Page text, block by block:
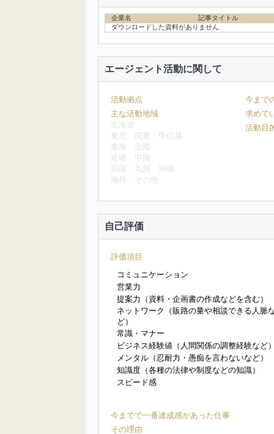
企業名
記事タイトル
ダウンロードした資料がありません
エージェント活動に関して
活動拠点
主な活動地域
北海道
東北
関東
甲信越
東海
北陸
近畿
中国
四国
九州
沖縄
海外
その他
今まで
求めて
活動目
自己評価
評価項目
コミュニケーション
営業力
提案力（資料・企画書の作成などを含む）
ネットワーク（販路の量や相談できる人脈
ど）
常識・マナー
ビジネス経験値（人間関係の調整経験など
メンタル（忍耐力・愚痴を言わないなど）
知識度（各種の法律や制度などの知識）
スピード感
今までで一番達成感があった仕事
その理由